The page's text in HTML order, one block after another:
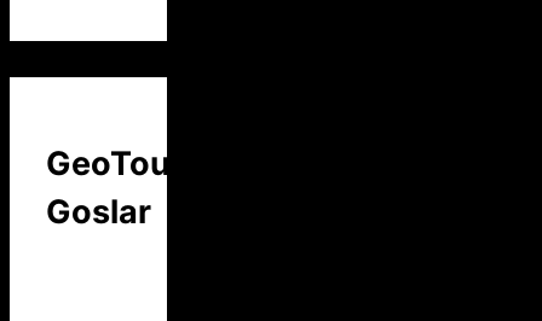
GeoTour
Goslar